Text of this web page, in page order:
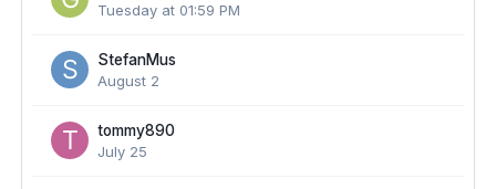
Tuesday at 01:59 PM
StefanMus
August 2
tommy890
July 25